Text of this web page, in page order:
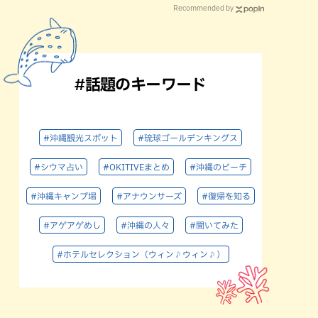
Recommended by
#話題のキーワード
#沖縄観光スポット #琉球ゴールデンキングス
#シウマ占い #OKITIVEまとめ #沖縄のビーチ
#沖縄キャンプ場 #アナウンサーズ #復帰を知る
#アゲアゲめし #沖縄の人々 #聞いてみた
#ホテルセレクション（ウィン♪ウィン♪）